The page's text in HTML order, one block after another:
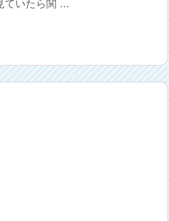
ていたら関 ...